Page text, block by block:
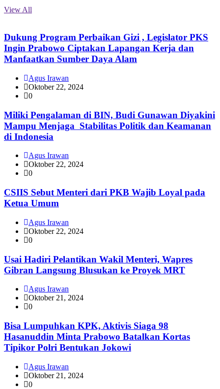
View All
Dukung Program Perbaikan Gizi , Legislator PKS
Ingin Prabowo Ciptakan Lapangan Kerja dan
Manfaatkan Sumber Daya Alam
Agus Irawan
Oktober 22, 2024
0
Miliki Pengalaman di BIN, Budi Gunawan Diyakini
Mampu Menjaga Stabilitas Politik dan Keamanan
di Indonesia
Agus Irawan
Oktober 22, 2024
0
CSIIS Sebut Menteri dari PKB Wajib Loyal pada
Ketua Umum
Agus Irawan
Oktober 22, 2024
0
Usai Hadiri Pelantikan Wakil Menteri, Wapres
Gibran Langsung Blusukan ke Proyek MRT
Agus Irawan
Oktober 21, 2024
0
Bisa Lumpuhkan KPK, Aktivis Siaga 98
Hasanuddin Minta Prabowo Batalkan Kortas
Tipikor Polri Bentukan Jokowi
Agus Irawan
Oktober 21, 2024
0